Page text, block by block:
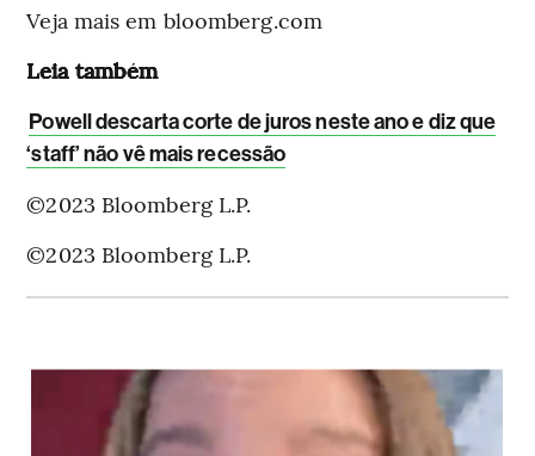
Veja mais em bloomberg.com
Leia também
Powell descarta corte de juros neste ano e diz que
‘staff’ não vê mais recessão
©2023 Bloomberg L.P.
©2023 Bloomberg L.P.